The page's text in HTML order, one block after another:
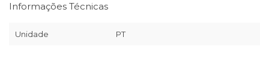
Informações Técnicas
Unidade PT